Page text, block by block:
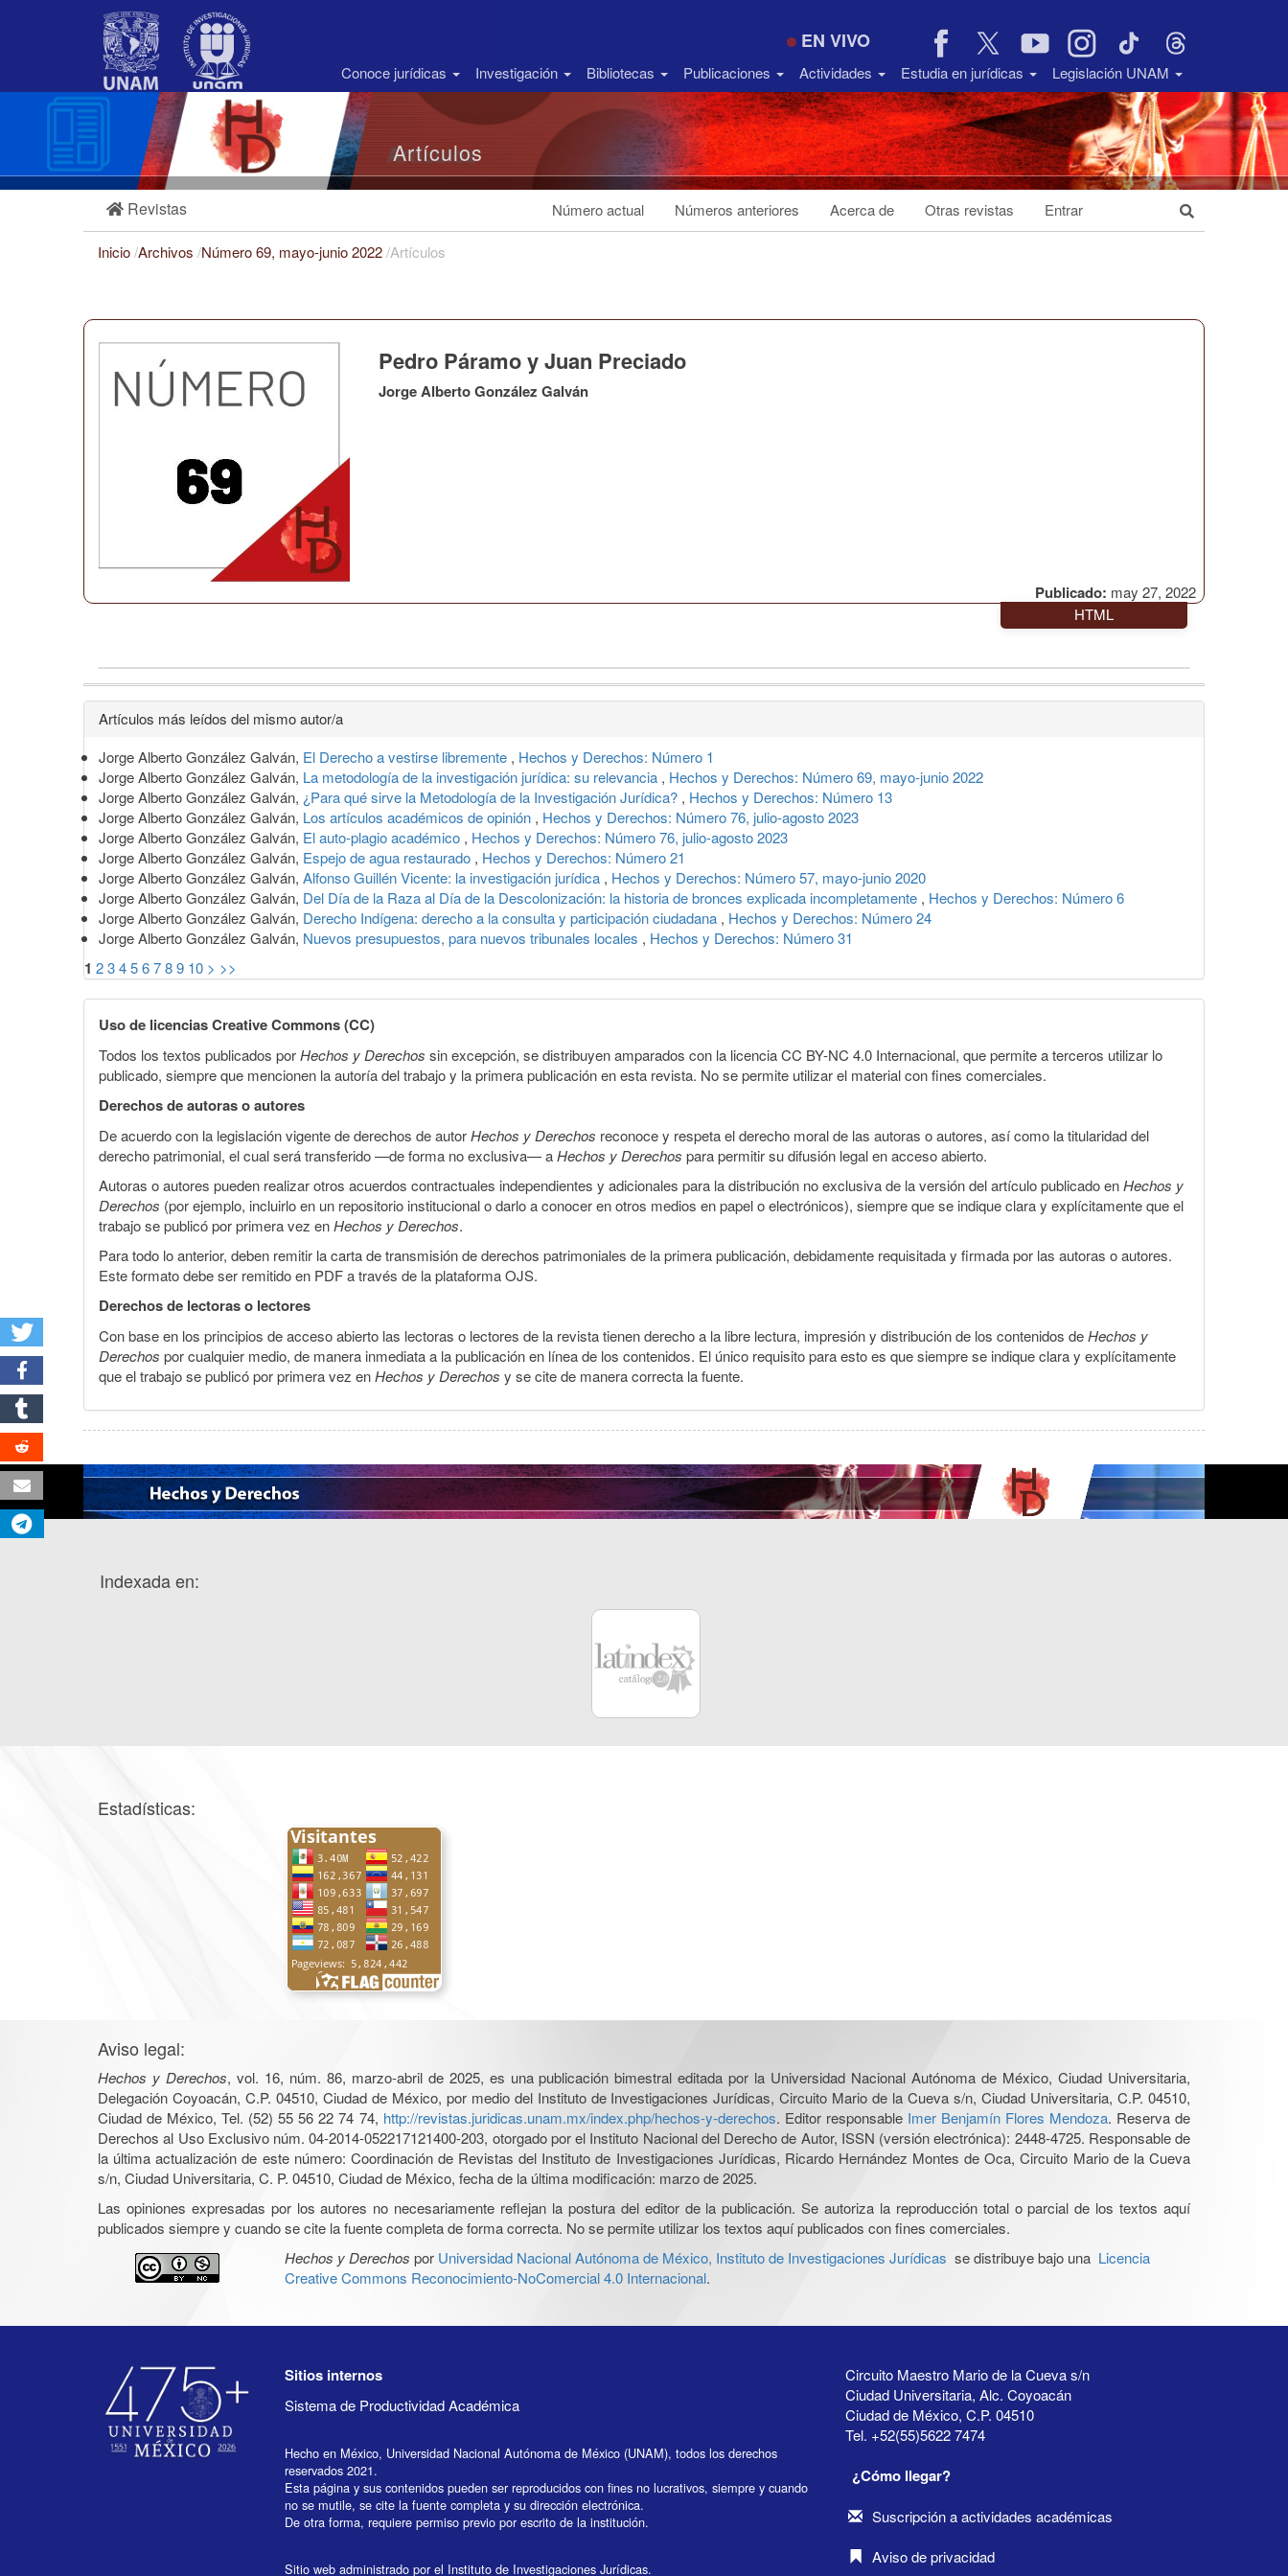
Barra
EN VIVO
Conoce jurídicas Investigación Bibliotecas Publicaciones Actividades Estudia en jurídicas Legislación UNAM
Artículos
Revistas Número actual Números anteriores Acerca de Otras revistas Entrar
Inicio/Archivos /Número 69, mayo-junio 2022/Artículos
Publicado: may 27, 2022
Pedro Páramo y Juan Preciado
Jorge Alberto González Galván
HTML
Detalles
del
artículo
Artículos más leídos del mismo autor/a
Jorge Alberto González Galván, El Derecho a vestirse libremente , Hechos y Derechos: Número 1
Jorge Alberto González Galván, La metodología de la investigación jurídica: su relevancia , Hechos y Derechos: Número 69, mayo-junio 2022
Jorge Alberto González Galván, ¿Para qué sirve la Metodología de la Investigación Jurídica? , Hechos y Derechos: Número 13
Jorge Alberto González Galván, Los artículos académicos de opinión , Hechos y Derechos: Número 76, julio-agosto 2023
Jorge Alberto González Galván, El auto-plagio académico , Hechos y Derechos: Número 76, julio-agosto 2023
Jorge Alberto González Galván, Espejo de agua restaurado , Hechos y Derechos: Número 21
Jorge Alberto González Galván, Alfonso Guillén Vicente: la investigación jurídica , Hechos y Derechos: Número 57, mayo-junio 2020
Jorge Alberto González Galván, Del Día de la Raza al Día de la Descolonización: la historia de bronces explicada incompletamente , Hechos y Derechos: Número 6
Jorge Alberto González Galván, Derecho Indígena: derecho a la consulta y participación ciudadana , Hechos y Derechos: Número 24
Jorge Alberto González Galván, Nuevos presupuestos, para nuevos tribunales locales , Hechos y Derechos: Número 31
1 23456789 10 > >>
Uso de licencias Creative Commons (CC)
Todos los textos publicados porHechos y Derechos sin excepción, se distribuyen amparados con la licencia CC BY-NC 4.0 Internacional, que permite a terceros utilizar lo
publicado, siempre que mencionen la autoría del trabajo y la primera publicación en esta revista. No se permite utilizar el material con fines comerciales.
Derechos de autoras o autores
De acuerdo con la legislación vigente de derechos de autorHechos y Derechos reconoce y respeta el derecho moral de las autoras o autores, así como la titularidad del
derecho patrimonial, el cual será transferido —de forma no exclusiva— aHechos y Derechos para permitir su difusión legal en acceso abierto.
Autoras o autores pueden realizar otros acuerdos contractuales independientes y adicionales para la distribución no exclusiva de la versión del artículo publicado enHechos y
Derechos (por ejemplo, incluirlo en un repositorio institucional o darlo a conocer en otros medios en papel o electrónicos), siempre que se indique clara y explícitamente que el
trabajo se publicó por primera vez enHechos y Derechos.
Para todo lo anterior, deben remitir la carta de transmisión de derechos patrimoniales de la primera publicación, debidamente requisitada y firmada por las autoras o autores.
Este formato debe ser remitido en PDF a través de la plataforma OJS.
Derechos de lectoras o lectores
Con base en los principios de acceso abierto las lectoras o lectores de la revista tienen derecho a la libre lectura, impresión y distribución de los contenidos deHechos y
Derechos por cualquier medio, de manera inmediata a la publicación en línea de los contenidos. El único requisito para esto es que siempre se indique clara y explícitamente
que el trabajo se publicó por primera vez enHechos y Derechos y se cite de manera correcta la fuente.
Indexada en:
Estadísticas:
Aviso legal:
Hechos y Derechos, vol. 16, núm. 86, marzo-abril de 2025, es una publicación bimestral editada por la Universidad Nacional Autónoma de México, Ciudad Universitaria,
Delegación Coyoacán, C.P. 04510, Ciudad de México, por medio del Instituto de Investigaciones Jurídicas, Circuito Mario de la Cueva s/n, Ciudad Universitaria, C.P. 04510,
Ciudad de México, Tel. (52) 55 56 22 74 74, http://revistas.juridicas.unam.mx/index.php/hechos-y-derechos. Editor responsable Imer Benjamín Flores Mendoza. Reserva de
Derechos al Uso Exclusivo núm. 04-2014-052217121400-203, otorgado por el Instituto Nacional del Derecho de Autor, ISSN (versión electrónica): 2448-4725. Responsable de
la última actualización de este número: Coordinación de Revistas del Instituto de Investigaciones Jurídicas, Ricardo Hernández Montes de Oca, Circuito Mario de la Cueva
s/n, Ciudad Universitaria, C. P. 04510, Ciudad de México, fecha de la última modificación: marzo de 2025.
Las opiniones expresadas por los autores no necesariamente reflejan la postura del editor de la publicación. Se autoriza la reproducción total o parcial de los textos aquí
publicados siempre y cuando se cite la fuente completa de forma correcta. No se permite utilizar los textos aquí publicados con fines comerciales.
Hechos y Derechos por Universidad Nacional Autónoma de México, Instituto de Investigaciones Jurídicas se distribuye bajo una Licencia
Creative Commons Reconocimiento-NoComercial 4.0 Internacional.
Sitios internos
Sistema de Productividad Académica
Hecho en México, Universidad Nacional Autónoma de México (UNAM), todos los derechos
reservados 2021.
Esta página y sus contenidos pueden ser reproducidos con fines no lucrativos, siempre y cuando
no se mutile, se cite la fuente completa y su dirección electrónica.
De otra forma, requiere permiso previo por escrito de la institución.
Sitio web administrado por el Instituto de Investigaciones Jurídicas.
Circuito Maestro Mario de la Cueva s/n
Ciudad Universitaria, Alc. Coyoacán
Ciudad de México, C.P. 04510
Tel. +52(55)5622 7474
¿Cómo llegar?
Suscripción a actividades académicas
Aviso de privacidad